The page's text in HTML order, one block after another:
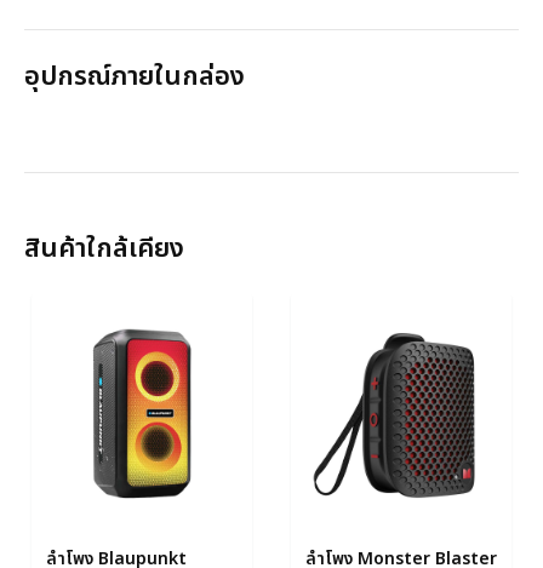
อุปกรณ์ภายในกล่อง
สินค้าใกล้เคียง
ลำโพง Blaupunkt ลำโพง Monster Blaster